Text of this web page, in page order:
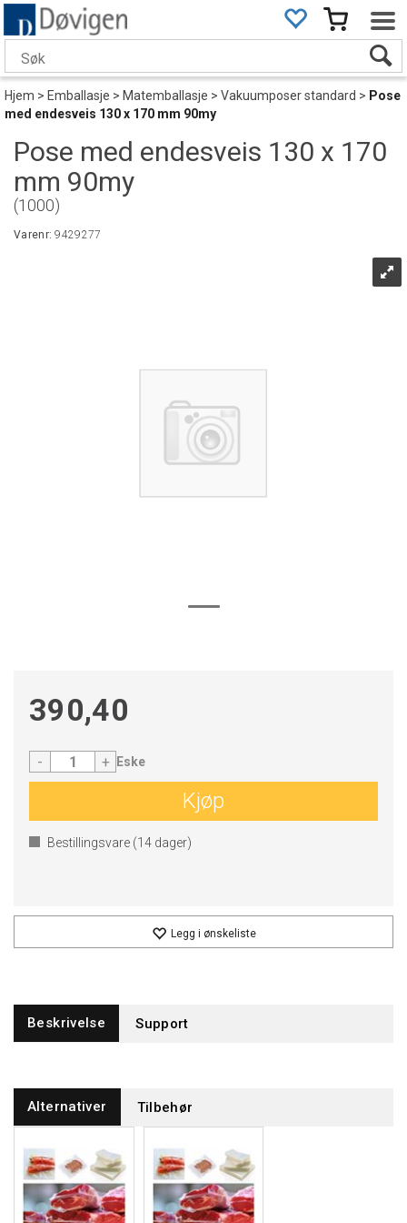
Hjem>Emballasje>Matemballasje>Vakuumposer standard> Pose
med endesveis 130 x 170 mm 90my
Pose med endesveis 130 x 170
mm 90my
(1000)
Varenr:9429277
390,40
- + Eske
Kjøp
Bestillingsvare (14 dager)
Legg i ønskeliste
Beskrivelse Support
Alternativer Tilbehør